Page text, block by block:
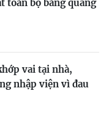
toàn bộ bàng quang
vai tại nhà,
nhập viện vì đau